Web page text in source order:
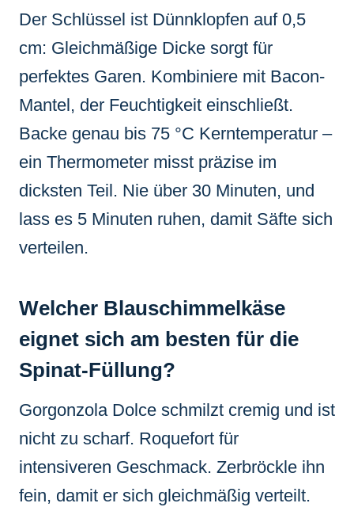
Der Schlüssel ist Dünnklopfen auf 0,5
cm: Gleichmäßige Dicke sorgt für
perfektes Garen. Kombiniere mit Bacon-
Mantel, der Feuchtigkeit einschließt.
Backe genau bis 75 °C Kerntemperatur –
ein Thermometer misst präzise im
dicksten Teil. Nie über 30 Minuten, und
lass es 5 Minuten ruhen, damit Säfte sich
verteilen.
Welcher Blauschimmelkäse
eignet sich am besten für die
Spinat-Füllung?
Gorgonzola Dolce schmilzt cremig und ist
nicht zu scharf. Roquefort für
intensiveren Geschmack. Zerbröckle ihn
fein, damit er sich gleichmäßig verteilt.